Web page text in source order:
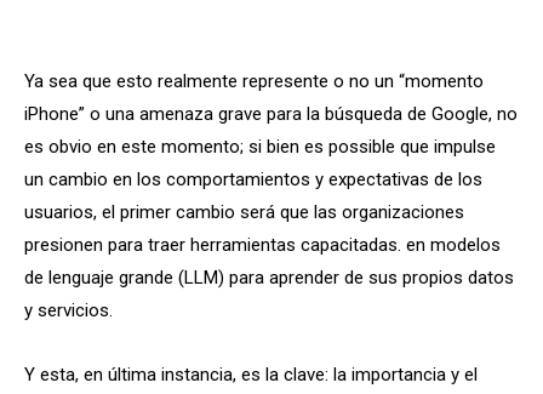
Ya sea que esto realmente represente o no un “momento
iPhone” o una amenaza grave para la búsqueda de Google, no
es obvio en este momento; si bien es possible que impulse
un cambio en los comportamientos y expectativas de los
usuarios, el primer cambio será que las organizaciones
presionen para traer herramientas capacitadas. en modelos
de lenguaje grande (LLM) para aprender de sus propios datos
y servicios.
Y esta, en última instancia, es la clave: la importancia y el